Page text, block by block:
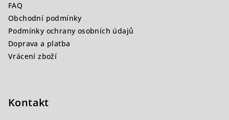
FAQ
Obchodní podmínky
Podmínky ochrany osobních údajů
Doprava a platba
Vrácení zboží
Kontakt